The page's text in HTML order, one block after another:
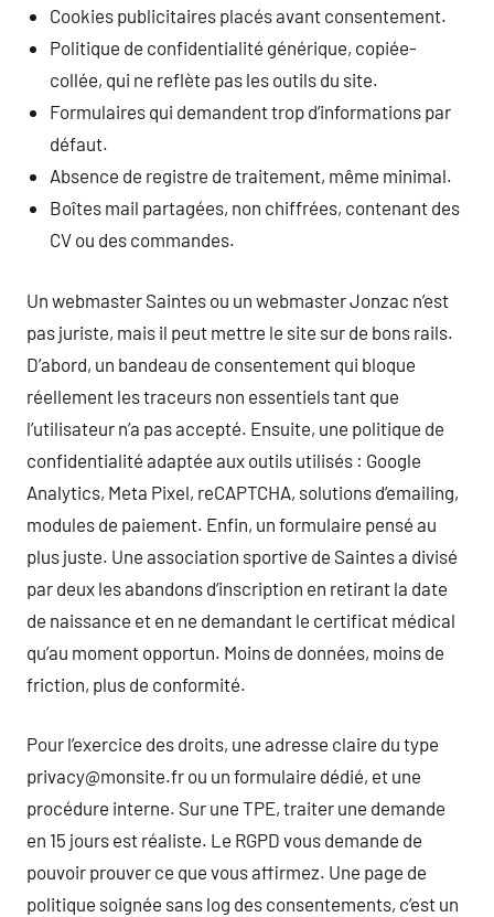
Cookies publicitaires placés avant consentement.
Politique de confidentialité générique, copiée-
collée, qui ne reflète pas les outils du site.
Formulaires qui demandent trop d’informations par
défaut.
Absence de registre de traitement, même minimal.
Boîtes mail partagées, non chiffrées, contenant des
CV ou des commandes.
Un webmaster Saintes ou un webmaster Jonzac n’est
pas juriste, mais il peut mettre le site sur de bons rails.
D’abord, un bandeau de consentement qui bloque
réellement les traceurs non essentiels tant que
l’utilisateur n’a pas accepté. Ensuite, une politique de
confidentialité adaptée aux outils utilisés : Google
Analytics, Meta Pixel, reCAPTCHA, solutions d’emailing,
modules de paiement. Enfin, un formulaire pensé au
plus juste. Une association sportive de Saintes a divisé
par deux les abandons d’inscription en retirant la date
de naissance et en ne demandant le certificat médical
qu’au moment opportun. Moins de données, moins de
friction, plus de conformité.
Pour l’exercice des droits, une adresse claire du type
privacy@monsite.fr ou un formulaire dédié, et une
procédure interne. Sur une TPE, traiter une demande
en 15 jours est réaliste. Le RGPD vous demande de
pouvoir prouver ce que vous affirmez. Une page de
politique soignée sans log des consentements, c’est un